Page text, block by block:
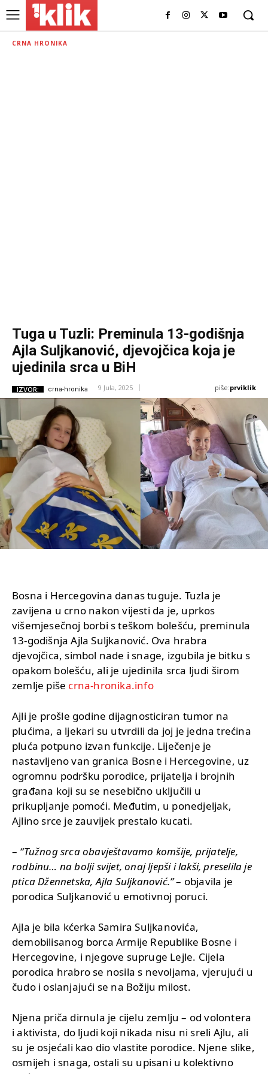
CRNA HRONIKA
Tuga u Tuzli: Preminula 13-godišnja
Ajla Suljkanović, djevojčica koja je
ujedinila srca u BiH
IZVOR: crna-hronika 9 Jula, 2025 piše:prviklik
Bosna i Hercegovina danas tuguje. Tuzla je
zavijena u crno nakon vijesti da je, uprkos
višemjesečnoj borbi s teškom bolešću, preminula
13-godišnja Ajla Suljkanović. Ova hrabra
djevojčica, simbol nade i snage, izgubila je bitku s
opakom bolešću, ali je ujedinila srca ljudi širom
zemlje piše crna-hronika.info
Ajli je prošle godine dijagnosticiran tumor na
plućima, a ljekari su utvrdili da joj je jedna trećina
pluća potpuno izvan funkcije. Liječenje je
nastavljeno van granica Bosne i Hercegovine, uz
ogromnu podršku porodice, prijatelja i brojnih
građana koji su se nesebično uključili u
prikupljanje pomoći. Međutim, u ponedjeljak,
Ajlino srce je zauvijek prestalo kucati.
– “Tužnog srca obavještavamo komšije, prijatelje,
rodbinu… na bolji svijet, onaj ljepši i lakši, preselila je
ptica Džennetska, Ajla Suljkanović.”– objavila je
porodica Suljkanović u emotivnoj poruci.
Ajla je bila kćerka Samira Suljkanovića,
demobilisanog borca Armije Republike Bosne i
Hercegovine, i njegove supruge Lejle. Cijela
porodica hrabro se nosila s nevoljama, vjerujući u
čudo i oslanjajući se na Božiju milost.
Njena priča dirnula je cijelu zemlju – od volontera
i aktivista, do ljudi koji nikada nisu ni sreli Ajlu, ali
su je osjećali kao dio vlastite porodice. Njene slike,
osmijeh i snaga, ostali su upisani u kolektivno